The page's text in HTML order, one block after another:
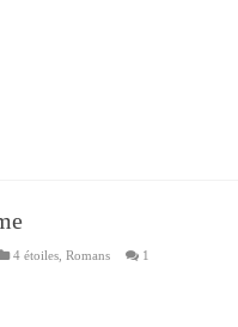
4 étoiles, Romans 1